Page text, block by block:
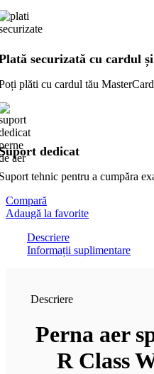
securizată cu cardul
plăti cu cardul tău
dedicat
tehnic pentru a cumpăra
Compară
Adaugă la favorite
Descriere
Informații suplimentare
Descriere
Perna aer
R Class